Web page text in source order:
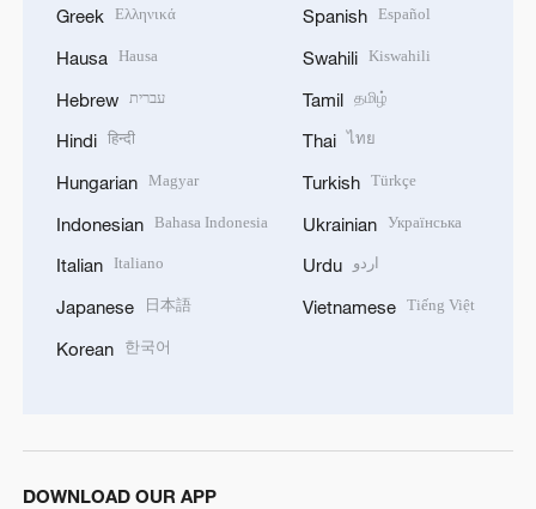
Greek Ελληνικά
Hausa Hausa
Hebrew עברית
Hindi हिन्दी
Hungarian Magyar
Indonesian Bahasa Indonesia
Italian Italiano
Japanese 日本語
Korean 한국어
Spanish Español
Swahili Kiswahili
Tamil தமிழ்
Thai ไทย
Turkish Türkçe
Ukrainian Українська
Urdu اردو
Vietnamese Tiếng Việt
DOWNLOAD OUR APP